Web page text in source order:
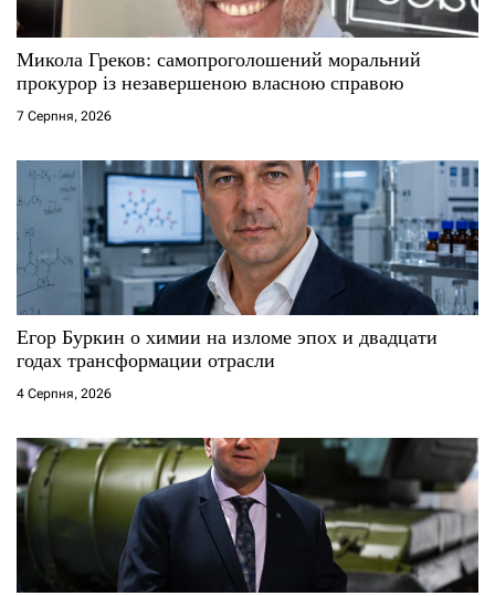
с
і
в
Микола Греков: самопроголошений моральний
прокурор із незавершеною власною справою
7 Серпня, 2026
Егор Буркин о химии на изломе эпох и двадцати
годах трансформации отрасли
4 Серпня, 2026